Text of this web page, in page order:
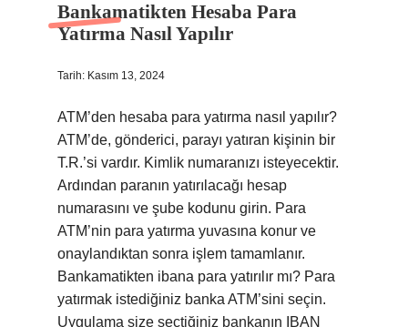
Bankamatikten Hesaba Para
Yatırma Nasıl Yapılır
Tarih: Kasım 13, 2024
ATM’den hesaba para yatırma nasıl yapılır?
ATM’de, gönderici, parayı yatıran kişinin bir
T.R.’si vardır. Kimlik numaranızı isteyecektir.
Ardından paranın yatırılacağı hesap
numarasını ve şube kodunu girin. Para
ATM’nin para yatırma yuvasına konur ve
onaylandıktan sonra işlem tamamlanır.
Bankamatikten ibana para yatırılır mı? Para
yatırmak istediğiniz banka ATM’sini seçin.
Uygulama size seçtiğiniz bankanın IBAN